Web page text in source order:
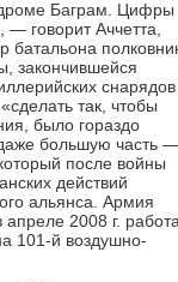
Баграм. Цифры
— говорит Аччетта,
батальона
закончившейся
снарядов
так, чтобы
было гораздо
большую часть
после войны
действий
альянса. Армия
апреле 2008 г.
101-й воздушно-